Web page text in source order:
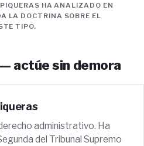
HA ANALIZADO EN
LA DOCTRINA SOBRE EL
TIPO.
actúe sin demora
administrativo. Ha
del Tribunal Supremo